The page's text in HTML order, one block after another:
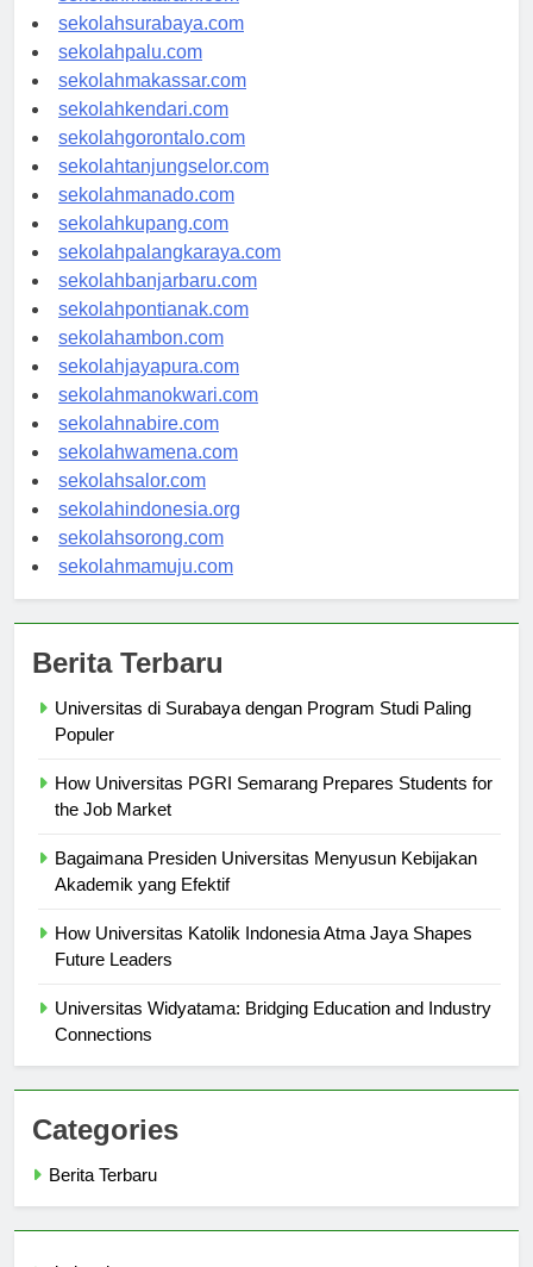
sekolahmataram.com
sekolahsurabaya.com
sekolahpalu.com
sekolahmakassar.com
sekolahkendari.com
sekolahgorontalo.com
sekolahtanjungselor.com
sekolahmanado.com
sekolahkupang.com
sekolahpalangkaraya.com
sekolahbanjarbaru.com
sekolahpontianak.com
sekolahambon.com
sekolahjayapura.com
sekolahmanokwari.com
sekolahnabire.com
sekolahwamena.com
sekolahsalor.com
sekolahindonesia.org
sekolahsorong.com
Universitas di Surabaya dengan Program Studi Paling
How Universitas PGRI Semarang Prepares Students for
Bagaimana Presiden Universitas Menyusun Kebijakan
How Universitas Katolik Indonesia Atma Jaya Shapes
Universitas Widyatama: Bridging Education and Industry
Categories